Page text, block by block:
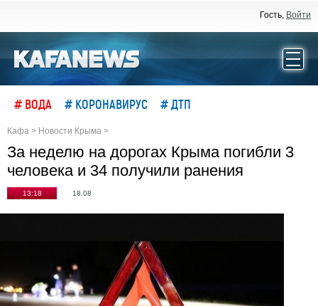
Гость, Войти
# ВОДА # КОРОНАВИРУС # ДТП
Кафа > Новости Крыма >
За неделю на дорогах Крыма погибли 3
человека и 34 получили ранения
13:18 18.08